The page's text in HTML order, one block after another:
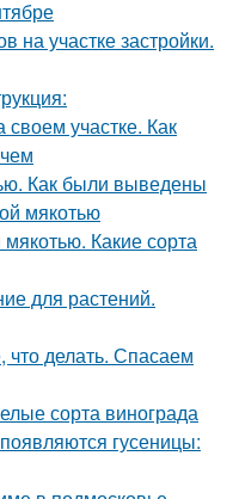
на участке застройки.
участке. Как
Как были выведены
мякотью
Какие сорта
для растений.
делать. Спасаем
сорта винограда
гусеницы: